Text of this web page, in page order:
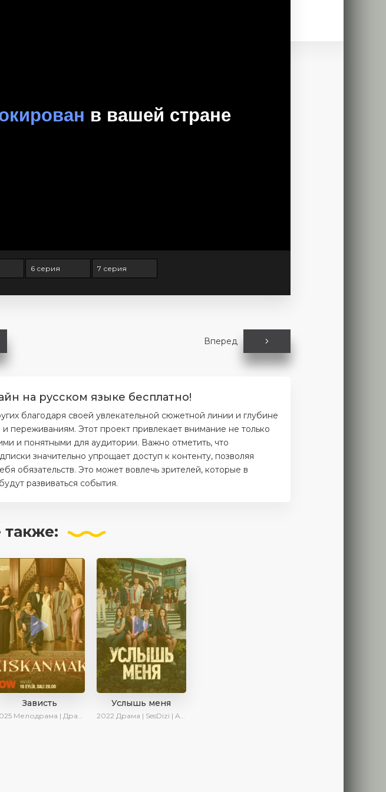
6 серия 7 серия
Вперед
на русском языке бесплатно!
благодаря своей увлекательной сюжетной линии и глубине
переживаниям. Этот проект привлекает внимание не только
и понятными для аудитории. Важно отметить, что
значительно упрощает доступ к контенту, позволяя
обязательств. Это может вовлечь зрителей, которые в
развиваться события.
также:
Зависть
Мелодрама | Драма | SesDizi | Ирина Котова | AlisaDirilis | Новинки | Сериалы 2025
Услышь меня
2022 Драма | SesDizi | AveTurk | Turok1990